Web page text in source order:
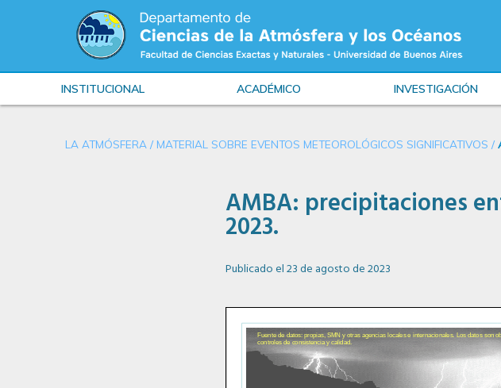
INSTITUCIONAL ACADÉMICO INVESTIGACIÓN
LA ATMÓSFERA / MATERIAL SOBRE EVENTOS METEOROLÓGICOS SIGNIFICATIVOS /
AMBA: precipitaciones
2023.
Publicado el 23 de agosto de 2023